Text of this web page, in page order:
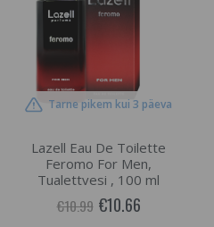
Tarne pikem kui 3 päeva
Lazell Eau De Toilette
Feromo For Men,
Tualettvesi , 100 ml
€10.99 €10.66